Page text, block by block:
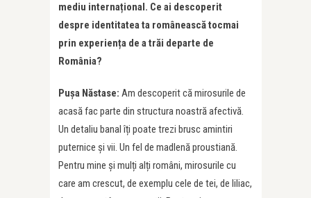
mediu internațional. Ce ai descoperit
despre identitatea ta românească tocmai
prin experiența de a trăi departe de
România?
Pușa Năstase: Am descoperit că mirosurile de
acasă fac parte din structura noastră afectivă.
Un detaliu banal îți poate trezi brusc amintiri
puternice și vii. Un fel de madlenă proustiană.
Pentru mine și mulți alți români, mirosurile cu
care am crescut, de exemplu cele de tei, de liliac,